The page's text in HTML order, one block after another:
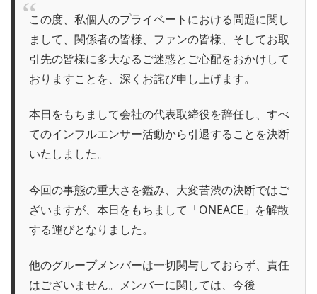
この度、私個人のプライベートにおける問題に関し
まして、関係者の皆様、ファンの皆様、そしてお取
引先の皆様に多大なるご迷惑とご心配をおかけして
おりますことを、深くお詫び申し上げます。
本日をもちまして会社の代表取締役を辞任し、すべ
てのインフルエンサー活動から引退することを決断
いたしました。
今回の事態の重大さを鑑み、大変苦渋の決断ではご
ざいますが、本日をもちまして「ONEACE」を解散
する運びとなりました。
他のグループメンバーは一切関与しておらず、責任
はございません。メンバーに関しては、今後